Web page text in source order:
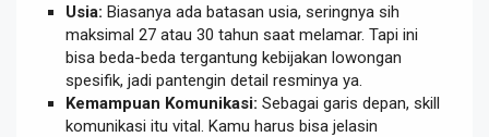
Usia: Biasanya ada batasan usia, seringnya sih
maksimal 27 atau 30 tahun saat melamar. Tapi ini
bisa beda-beda tergantung kebijakan lowongan
spesifik, jadi pantengin detail resminya ya.
Kemampuan Komunikasi: Sebagai garis depan, skill
komunikasi itu vital. Kamu harus bisa jelasin